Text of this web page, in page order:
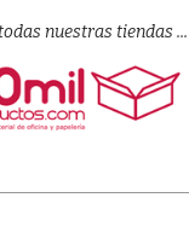
nuestras tiendas ...